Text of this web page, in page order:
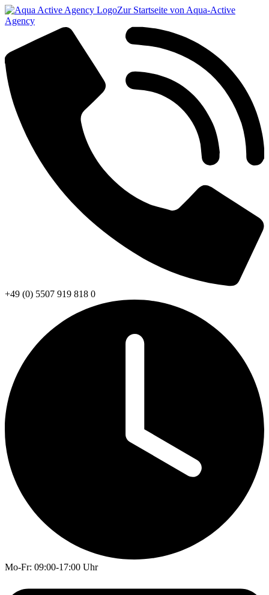
Zur Startseite von Aqua-Active
Agency
+49 (0) 5507 919 818 0
Mo-Fr: 09:00-17:00 Uhr